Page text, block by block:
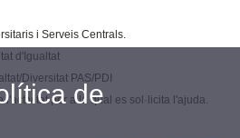
i Serveis Centrals.
d'Igualtat
Diversitat PAS/PDI
l'activitat per a la qual es sol·licita l'ajuda.
de